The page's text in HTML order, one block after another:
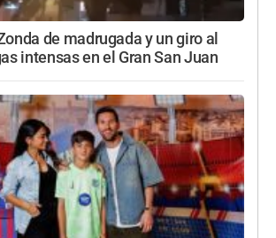
de madrugada y un giro al
intensas en el Gran San Juan